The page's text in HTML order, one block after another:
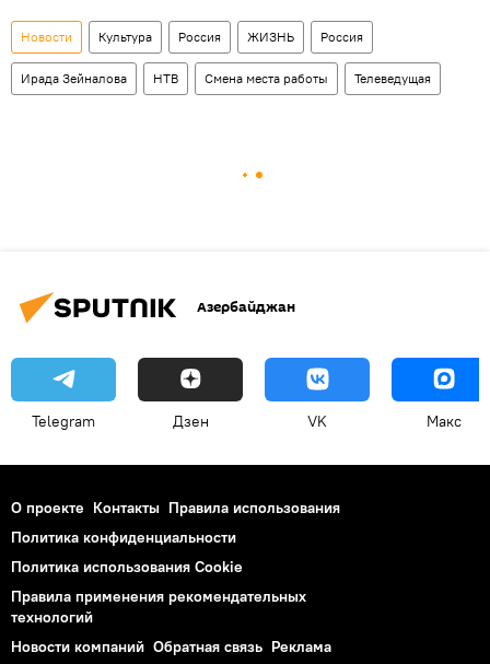
Новости Культура Россия ЖИЗНЬ Россия
Ирада Зейналова НТВ Смена места работы Телеведущая
Азербайджан
Telegram Дзен VK Макс
О проекте Контакты Правила использования
Политика конфиденциальности
Политика использования Cookie
Правила применения рекомендательных
технологий
Новости компаний Обратная связь Реклама